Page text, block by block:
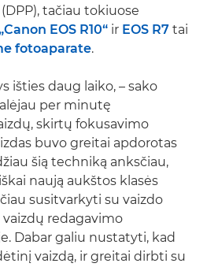
(DPP), tačiau tokiuose
EOS R10“ ir EOS R7 tai
fotoaparate.
išties daug laiko, – sako
per minutę
skirtų fokusavimo
buvo greitai apdorotas
šią techniką anksčiau,
naują aukštos klasės
susitvarkyti su vaizdo
redagavimo
Dabar galiu nustatyti, kad
vaizdą, ir greitai dirbti su